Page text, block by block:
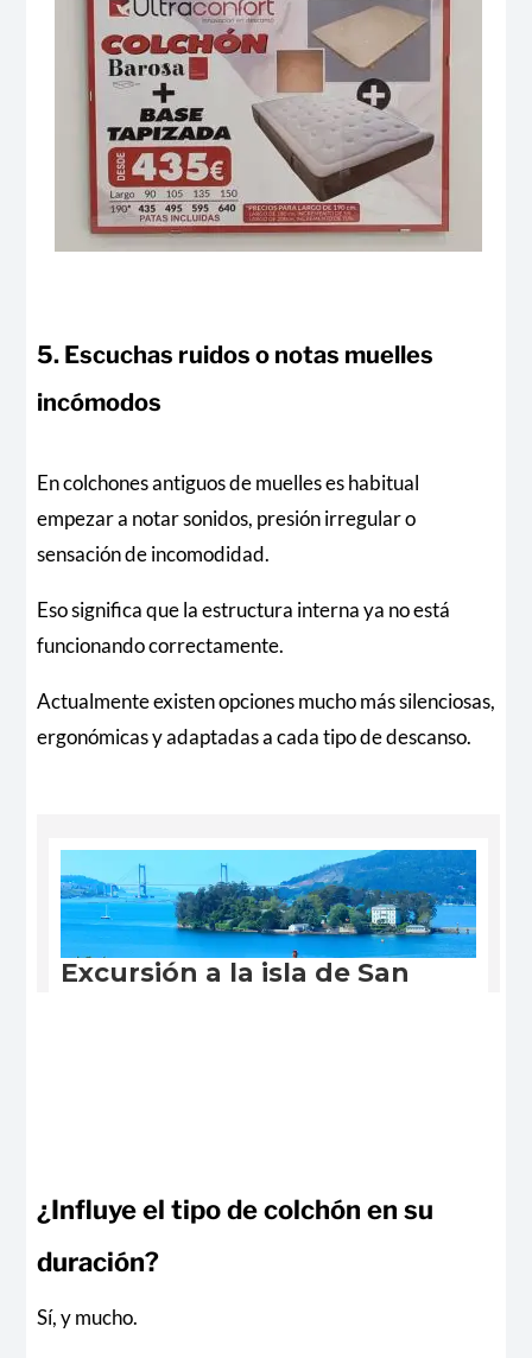
5. Escuchas ruidos o notas muelles
incómodos
En colchones antiguos de muelles es habitual
empezar a notar sonidos, presión irregular o
sensación de incomodidad.
Eso significa que la estructura interna ya no está
funcionando correctamente.
Actualmente existen opciones mucho más silenciosas,
ergonómicas y adaptadas a cada tipo de descanso.
¿Influye el tipo de colchón en su
duración?
Sí, y mucho.